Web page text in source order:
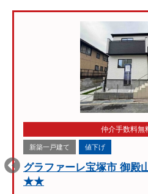
仲介手数料無
新築一戸建て 値下げ
グラファーレ宝塚市 御殿
★★